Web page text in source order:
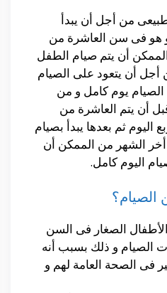
من أجل أن يبدأ
و هو فى سن العاشرة من
أن يتم صيام الطفل
أجل أن يتعود على الصيام
يوم كامل و من
أن يتم العاشرة من
ثم بعدها يبدأ بصيام
الشهر من الممكن أن
اليوم كامل.
الصيام؟
الصغار فى السن
10 سنوات الصيام و ذلك بسبب أنه
فى الصحة العامة لهم و